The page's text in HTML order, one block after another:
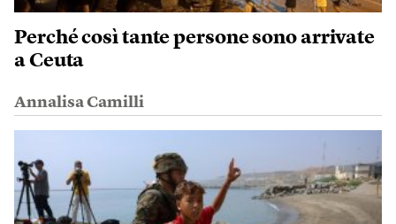
Perché così tante persone sono arrivate
a Ceuta
Annalisa Camilli